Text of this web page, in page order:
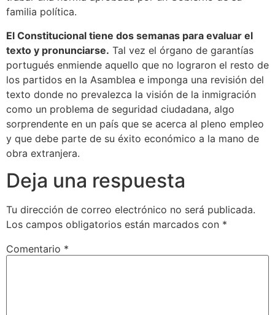
familia política.
El Constitucional tiene dos semanas para evaluar el
texto y pronunciarse. Tal vez el órgano de garantías
portugués enmiende aquello que no lograron el resto de
los partidos en la Asamblea e imponga una revisión del
texto donde no prevalezca la visión de la inmigración
como un problema de seguridad ciudadana, algo
sorprendente en un país que se acerca al pleno empleo
y que debe parte de su éxito económico a la mano de
obra extranjera.
Deja una respuesta
Tu dirección de correo electrónico no será publicada.
Los campos obligatorios están marcados con *
Comentario *